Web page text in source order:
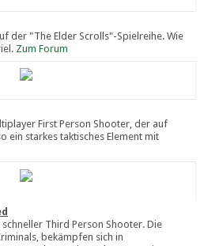
der "The Elder Scrolls"-Spielreihe. Wie
Zum Forum
First Person Shooter, der auf
ein starkes taktisches Element mit
Third Person Shooter. Die
bekämpfen sich in